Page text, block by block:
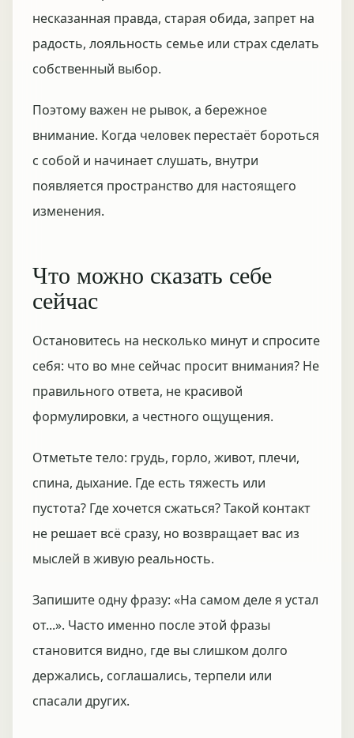
несказанная правда, старая обида, запрет на
радость, лояльность семье или страх сделать
собственный выбор.
Поэтому важен не рывок, а бережное
внимание. Когда человек перестаёт бороться
с собой и начинает слушать, внутри
появляется пространство для настоящего
изменения.
Что можно сказать себе
сейчас
Остановитесь на несколько минут и спросите
себя: что во мне сейчас просит внимания? Не
правильного ответа, не красивой
формулировки, а честного ощущения.
Отметьте тело: грудь, горло, живот, плечи,
спина, дыхание. Где есть тяжесть или
пустота? Где хочется сжаться? Такой контакт
не решает всё сразу, но возвращает вас из
мыслей в живую реальность.
Запишите одну фразу: «На самом деле я устал
от...». Часто именно после этой фразы
становится видно, где вы слишком долго
держались, соглашались, терпели или
спасали других.